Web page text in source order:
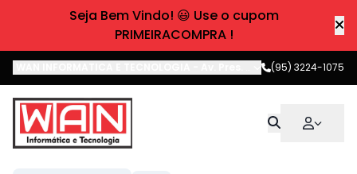
Seja Bem Vindo! 😃 Use o cupom
PRIMEIRACOMPRA !
Av. Pres. Castelo Branco,Boa
(95) 3224-1075